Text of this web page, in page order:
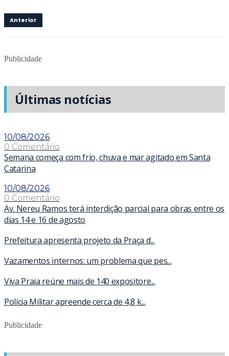
Anterior
Publicidade
Últimas notícias
10/08/2026
0 Comentário
Semana começa com frio, chuva e mar agitado em Santa
Catarina
10/08/2026
0 Comentário
Av. Nereu Ramos terá interdição parcial para obras entre os
dias 14 e 16 de agosto
Prefeitura apresenta projeto da Praça d...
Vazamentos internos: um problema que pes...
Viva Praia reúne mais de 140 expositore...
Polícia Militar apreende cerca de 4,8 k...
Publicidade